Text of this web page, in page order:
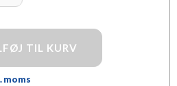
TIL KURV
moms